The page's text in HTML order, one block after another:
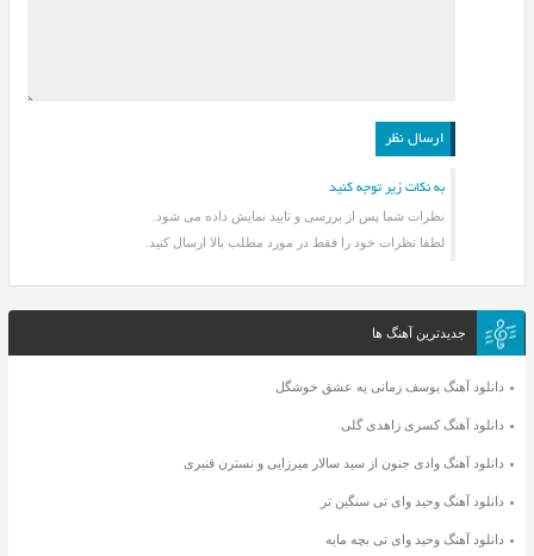
به نکات زیر توجه کنید
نظرات شما پس از بررسی و تایید نمایش داده می شود.
لطفا نظرات خود را فقط در مورد مطلب بالا ارسال کنید.
جدیدترین آهنگ ها
دانلود آهنگ یوسف زمانی یه عشق خوشگل
دانلود آهنگ کسری زاهدی گلی
دانلود آهنگ وادی جنون از سید سالار میرزایی و نسترن قنبری
دانلود آهنگ وحید وای تی سنگین تر
دانلود آهنگ وحید وای تی بچه مایه